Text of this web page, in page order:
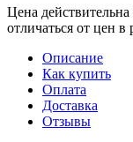
Цена
отличаться от цен
Описание
Как купить
Оплата
Доставка
Отзывы